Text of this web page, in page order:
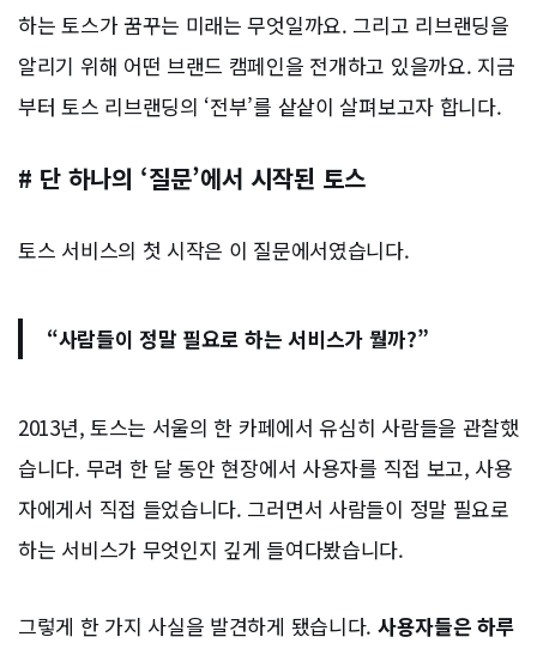
하는 토스가 꿈꾸는 미래는 무엇일까요. 그리고 리브랜딩을
알리기 위해 어떤 브랜드 캠페인을 전개하고 있을까요. 지금
부터 토스 리브랜딩의 ‘전부’를 샅샅이 살펴보고자 합니다.
# 단 하나의 ‘질문’에서 시작된 토스
토스 서비스의 첫 시작은 이 질문에서였습니다.
“사람들이 정말 필요로 하는 서비스가 뭘까?”
2013년, 토스는 서울의 한 카페에서 유심히 사람들을 관찰했
습니다. 무려 한 달 동안 현장에서 사용자를 직접 보고, 사용
자에게서 직접 들었습니다. 그러면서 사람들이 정말 필요로
하는 서비스가 무엇인지 깊게 들여다봤습니다.
그렇게 한 가지 사실을 발견하게 됐습니다. 사용자들은 하루